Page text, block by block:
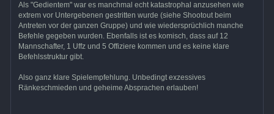
Als "Gedientem" war es manchmal echt katastrophal anzusehen wie
extrem vor Untergebenen gestritten wurde (siehe Shootout beim
Antreten vor der ganzen Gruppe) und wie wiedersprüchlich manche
Befehle gegeben wurden. Ebenfalls ist es komisch, dass auf 12
Mannschafter, 1 Uffz und 5 Offiziere kommen und es keine klare
Befehlsstruktur gibt.
Also ganz klare Spielempfehlung. Unbedingt exzessives
Ränkeschmieden und geheime Absprachen erlauben!